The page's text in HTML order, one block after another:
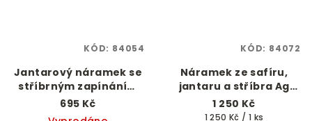
Jantarový náramek se
stříbrným zapínáním
"Rýže pro štěstí"
695 Kč
KÓD: 84054
Náramek ze safíru,
jantaru a stříbra Ag
925/1000
1 250 Kč
Měrná
1 250 Kč / 1 ks
KÓD: 84072